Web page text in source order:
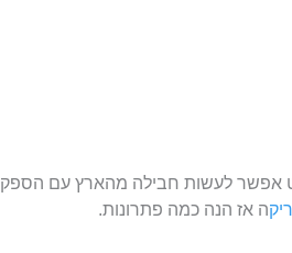
אפשר לעשות חבילה מהארץ עם הספק
ה אז הנה כמה פתרונות.